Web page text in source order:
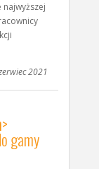
najwyższej
2021
gamy